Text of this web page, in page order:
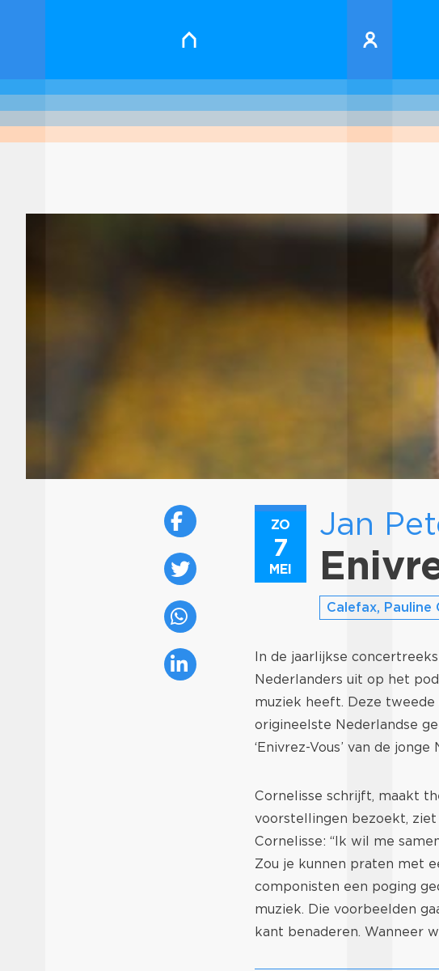
ZO
7
MEI
Jan
Calefax, Pauline
In de jaarlijkse
Nederlanders uit op het
muziek heeft. Deze tweede
origineelste Nederlandse
‘Enivrez-Vous’ van de
Cornelisse schrijft, maakt
voorstellingen bezoekt,
Cornelisse: “Ik wil me
Zou je kunnen praten met
componisten een poging
muziek. Die voorbeelden
kant benaderen. Wanneer